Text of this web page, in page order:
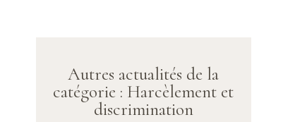
Autres actualités de la
catégorie : Harcèlement et
discrimination